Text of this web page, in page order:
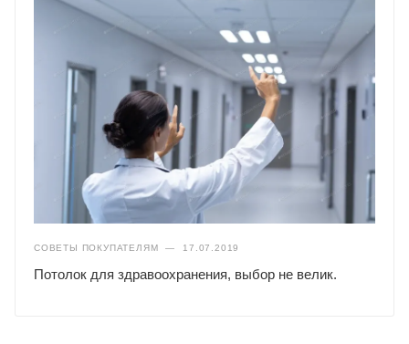
СОВЕТЫ ПОКУПАТЕЛЯМ — 17.07.2019
Потолок для здравоохранения, выбор не велик.